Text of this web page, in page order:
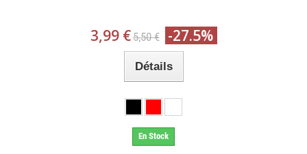
3,99 €5,50 € -27.5%
Détails
En Stock